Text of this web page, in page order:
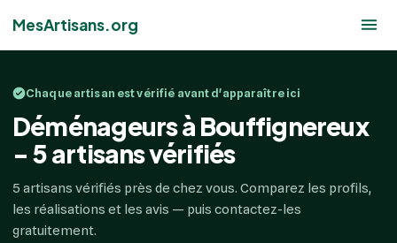
MesArtisans.org
Chaque artisan est vérifié avant d'apparaître ici
Déménageurs à Bouffignereux
- 5 artisans vérifiés
5 artisans vérifiés près de chez vous. Comparez les profils,
les réalisations et les avis — puis contactez-les
gratuitement.